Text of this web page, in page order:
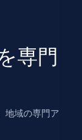
専門
地域の専門ア